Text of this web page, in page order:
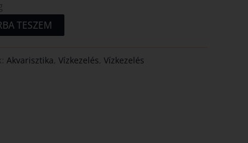
TESZEM
Akvarisztika,Vízkezelés,Vízkezelés